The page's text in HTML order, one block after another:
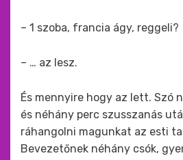
– 1 szoba, francia ágy, reggeli?
– … az lesz.
És mennyire hogy az lett. Szó
és néhány perc szusszanás
ráhangolni magunkat az esti
Bevezetőnek néhány csók,